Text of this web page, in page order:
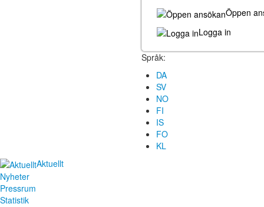
Öppen
Logga in
Språk:
DA
SV
NO
FI
IS
FO
KL
Aktuellt
Nyheter
Pressrum
Statistik